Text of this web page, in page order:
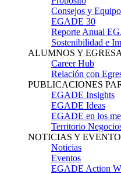
Consejos y
EGADE 30
Reporte Anual
Sostenibilidad e
ALUMNOS Y
Career Hub
Relación con
PUBLICACIONES
EGADE Insights
EGADE Ideas
EGADE en los
Territorio
NOTICIAS Y
Noticias
Eventos
EGADE Action